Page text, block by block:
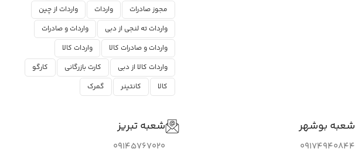
مجوز صادرات
واردات
واردات از چین
واردات ته لنجی از دبی
واردات و صادرات
واردات و صادرات کالا
واردات کالا
واردات کالا از دبی
کارت بازرگانی
کارگو
کالا
کانتینر گمرک
شعبه بوشهر
09174940844
شعبه تبریز
09145767020